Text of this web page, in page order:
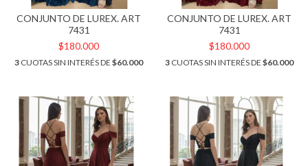
CONJUNTO DE LUREX. ART
7431
$180.000
3 CUOTAS SIN INTERÉS DE $60.000
CONJUNTO DE LUREX. ART
7431
$180.000
3 CUOTAS SIN INTERÉS DE $60.000